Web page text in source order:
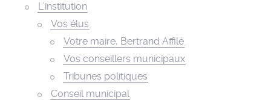
L’institution
Vos élus
Votre maire, Bertrand Affilé
Vos conseillers municipaux
Tribunes politiques
Conseil municipal